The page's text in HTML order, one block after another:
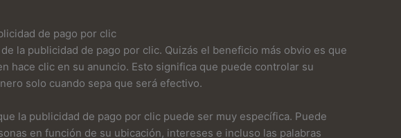
de pago por clic
la publicidad de pago por clic. Quizás el beneficio más obvio es que
hace clic en su anuncio. Esto significa que puede controlar su
solo cuando sepa que será efectivo.
la publicidad de pago por clic puede ser muy específica. Puede
en función de su ubicación, intereses e incluso las palabras